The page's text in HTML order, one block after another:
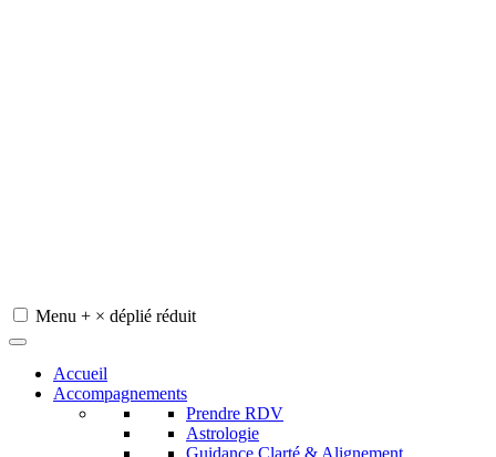
Menu + × déplié réduit
Accueil
Accompagnements
Prendre RDV
Astrologie
Guidance Clarté & Alignement